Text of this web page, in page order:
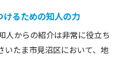
るための知人の力
人からの紹介は非常に役立ち
いたま市見沼区において、地